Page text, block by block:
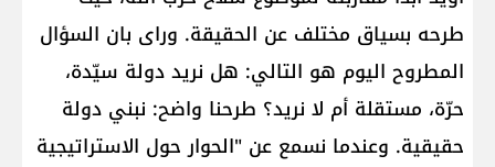
طرحه بسياق مختلف عن الحقيقة. وراى بان السؤال
المطروح اليوم هو التالي: هل نريد دولة سيّدة،
حرّة، مستقلة أم لا نريد؟ طرحنا واضح: نبني دولة
حقيقية. وعندما نسمع عن "الحوار حول الاستراتيجية